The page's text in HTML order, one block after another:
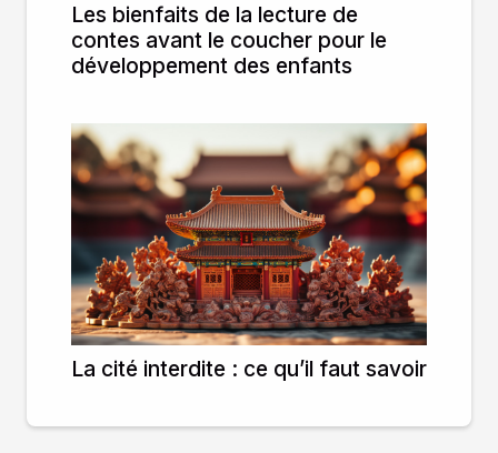
Les bienfaits de la lecture de
contes avant le coucher pour le
développement des enfants
La cité interdite : ce qu’il faut savoir